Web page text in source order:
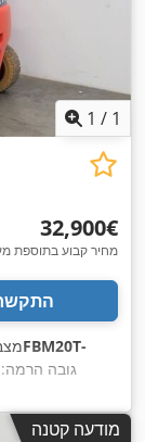
1 / 1
‏32,900 ‏€
מחיר קבוע בתוספת
, גובה הרמה:
תורן:טריפלקס ,
מודעה קטנה